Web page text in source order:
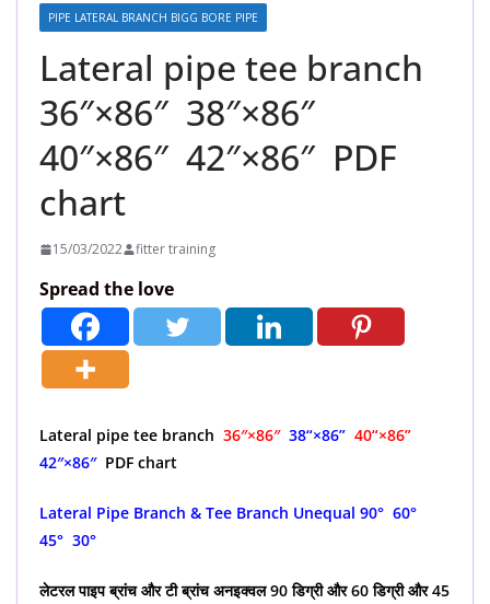
PIPE LATERAL BRANCH BIGG BORE PIPE
Lateral pipe tee branch
36″×86″ 38″×86″
40″×86″ 42″×86″ PDF
chart
15/03/2022 fitter training
Spread the love
Lateral pipe tee branch 36″×86″ 38“×86” 40“×86”
42″×86″ PDF chart
Lateral Pipe Branch & Tee Branch Unequal 90° 60°
45° 30°
लेटरल पाइप ब्रांच और टी ब्रांच अनइक्वल 90 डिग्री और 60 डिग्री और 45